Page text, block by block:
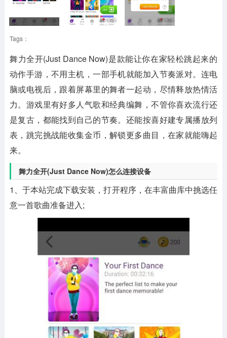
Tags：
舞力全开(Just Dance Now)是款能让你在家轻松跳起来的
动作手游，不用主机，一部手机就能加入节奏派对。连电
脑或电视后，跟着屏幕里的舞者一起动，尽情释放热情活
力。游戏里有好多人气歌和经典编舞，不管你喜欢流行还
是复古，都能找到自己的节奏。还能按喜好建专属播放列
表，跳完挑战能收集金币，解锁更多曲目，在家就能嗨起
来。
舞力全开(Just Dance Now)怎么连接设备
1、于本站完成下载安装，打开程序，在丰富曲库中挑选任
意一首歌曲准备进入;